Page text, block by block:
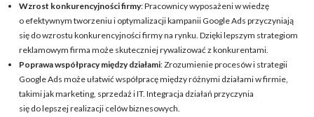
Wzrost konkurencyjności firmy: Pracownicy wyposażeni w wiedzę
o efektywnym tworzeniu i optymalizacji kampanii Google Ads przyczyniają
się do wzrostu konkurencyjności firmy na rynku. Dzięki lepszym strategiom
reklamowym firma może skuteczniej rywalizować z konkurentami.
Poprawa współpracy między działami: Zrozumienie procesów i strategii
Google Ads może ułatwić współpracę między różnymi działami w firmie,
takimi jak marketing, sprzedaż i IT. Integracja działań przyczynia
się do lepszej realizacji celów biznesowych.